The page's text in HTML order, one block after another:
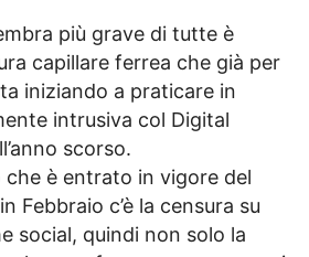
più grave di tutte è
capillare ferrea che già per
iniziando a praticare in
intrusiva col Digital
scorso.
che è entrato in vigore del
Febbraio c’è la censura su
social, quindi non solo la